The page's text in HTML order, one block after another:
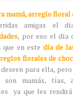
mamá, arreglo floral
amigas el
, por eso el día
que en estedía de
florales de
para ella,
son mamás, tías,
ya que les